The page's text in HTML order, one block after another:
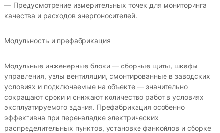
— Предусмотрение измерительных точек для мониторинга
качества и расходов энергоносителей.
Модульность и префабрикация
Модульные инженерные блоки — сборные щиты, шкафы
управления, узлы вентиляции, смонтированные в заводских
условиях и подключаемые на объекте — значительно
сокращают сроки и снижают количество работ в условиях
эксплуатируемого здания. Префабрикация особенно
эффективна при переналадке электрических
распределительных пунктов, установке фанкойлов и сборке